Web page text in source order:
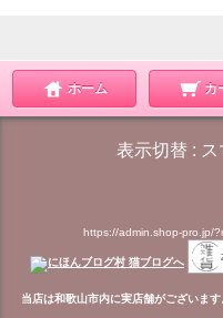
ホーム カ
表示切替 :
https://admin.shop-pro.jp/
当店は和歌山市内に実店舗がございま